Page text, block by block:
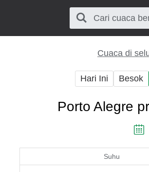
Cuaca di
Hari Ini Besok
Porto Alegre
Suhu